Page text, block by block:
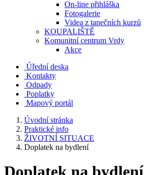
On-line přihláška
Fotogalerie
Videa z tanečních kurzů
KOUPALIŠTĚ
Komunitní centrum Vrdy
Akce
Úřední deska
Kontakty
Odpady
Poplatky
Mapový portál
Úvodní stránka
Praktické info
ŽIVOTNÍ SITUACE
Doplatek na bydlení